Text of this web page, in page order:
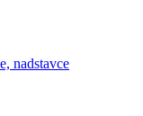
nadstavce